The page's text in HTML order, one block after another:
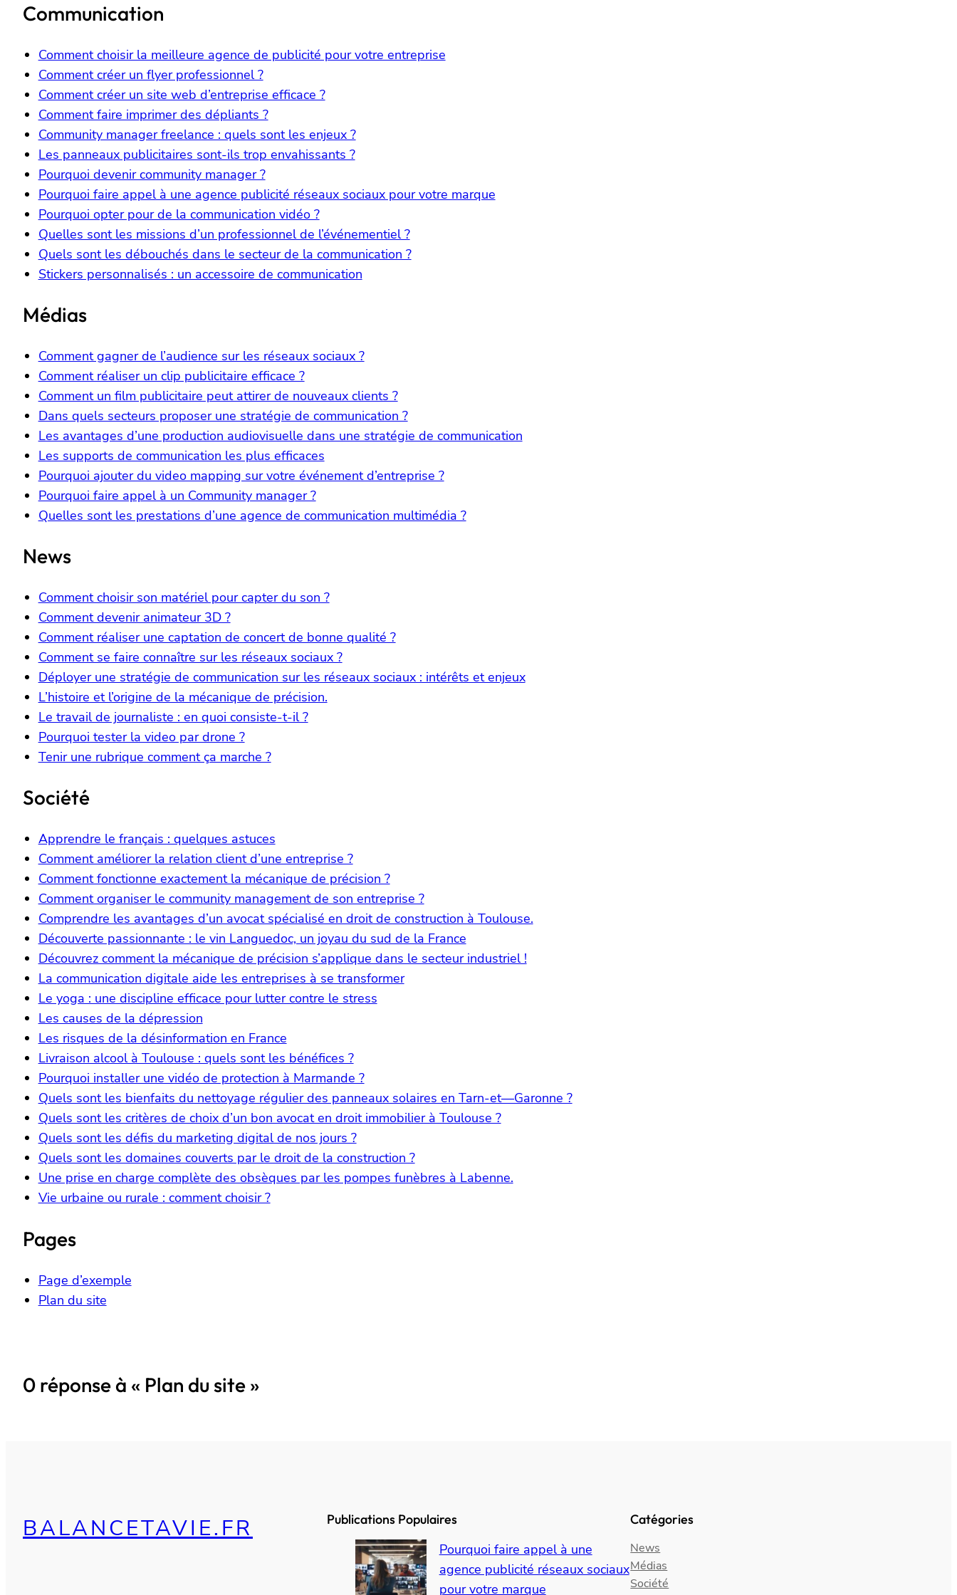
Communication
Comment choisir la meilleure agence de publicité pour votre entreprise
Comment créer un flyer professionnel ?
Comment créer un site web d’entreprise efficace ?
Comment faire imprimer des dépliants ?
Community manager freelance : quels sont les enjeux ?
Les panneaux publicitaires sont-ils trop envahissants ?
Pourquoi devenir community manager ?
Pourquoi faire appel à une agence publicité réseaux sociaux pour votre marque
Pourquoi opter pour de la communication vidéo ?
Quelles sont les missions d’un professionnel de l’événementiel ?
Quels sont les débouchés dans le secteur de la communication ?
Stickers personnalisés : un accessoire de communication
Médias
Comment gagner de l’audience sur les réseaux sociaux ?
Comment réaliser un clip publicitaire efficace ?
Comment un film publicitaire peut attirer de nouveaux clients ?
Dans quels secteurs proposer une stratégie de communication ?
Les avantages d’une production audiovisuelle dans une stratégie de communication
Les supports de communication les plus efficaces
Pourquoi ajouter du video mapping sur votre événement d’entreprise ?
Pourquoi faire appel à un Community manager ?
Quelles sont les prestations d’une agence de communication multimédia ?
News
Comment choisir son matériel pour capter du son ?
Comment devenir animateur 3D ?
Comment réaliser une captation de concert de bonne qualité ?
Comment se faire connaître sur les réseaux sociaux ?
Déployer une stratégie de communication sur les réseaux sociaux : intérêts et enjeux
L’histoire et l’origine de la mécanique de précision.
Le travail de journaliste : en quoi consiste-t-il ?
Pourquoi tester la video par drone ?
Tenir une rubrique comment ça marche ?
Société
Apprendre le français : quelques astuces
Comment améliorer la relation client d’une entreprise ?
Comment fonctionne exactement la mécanique de précision ?
Comment organiser le community management de son entreprise ?
Comprendre les avantages d’un avocat spécialisé en droit de construction à Toulouse.
Découverte passionnante : le vin Languedoc, un joyau du sud de la France
Découvrez comment la mécanique de précision s’applique dans le secteur industriel !
La communication digitale aide les entreprises à se transformer
Le yoga : une discipline efficace pour lutter contre le stress
Les causes de la dépression
Les risques de la désinformation en France
Livraison alcool à Toulouse : quels sont les bénéfices ?
Pourquoi installer une vidéo de protection à Marmande ?
Quels sont les bienfaits du nettoyage régulier des panneaux solaires en Tarn-et—Garonne ?
Quels sont les critères de choix d’un bon avocat en droit immobilier à Toulouse ?
Quels sont les défis du marketing digital de nos jours ?
Quels sont les domaines couverts par le droit de la construction ?
Une prise en charge complète des obsèques par les pompes funèbres à Labenne.
Vie urbaine ou rurale : comment choisir ?
Pages
Page d’exemple
Plan du site
0 réponse à « Plan du site »
BALANCETAVIE.FR Publications Populaires
Pourquoi faire appel à une
agence publicité réseaux sociaux
pour votre marque
Catégories
News
Médias
Société